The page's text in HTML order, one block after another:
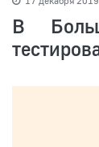
В